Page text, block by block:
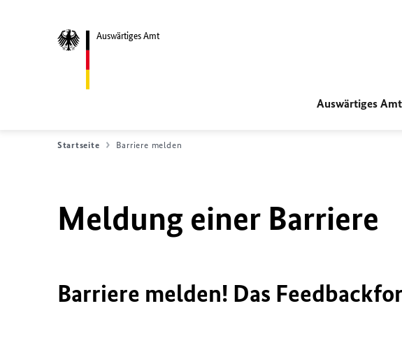
Auswärtiges Amt
Auswärtiges Amt
Startseite Barriere melden
Meldung einer Barriere
Barriere melden! Das